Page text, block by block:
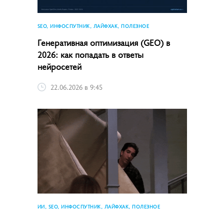
SEO, ИНФОСПУТНИК, ЛАЙФХАК, ПОЛЕЗНОЕ
Генеративная оптимизация (GEO) в
2026: как попадать в ответы
нейросетей
22.06.2026 в 9:45
ИИ, SEO, ИНФОСПУТНИК, ЛАЙФХАК, ПОЛЕЗНОЕ